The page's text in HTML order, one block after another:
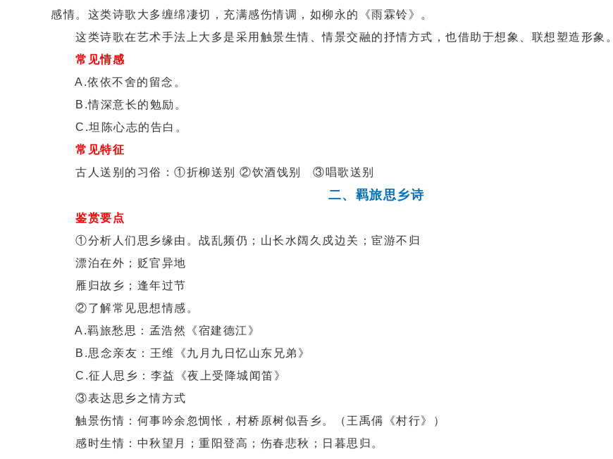
感情。这类诗歌大多缠绵凄切，充满感伤情调，如柳永的《雨霖铃》。
这类诗歌在艺术手法上大多是采用触景生情、情景交融的抒情方式，也借助于想象、联想塑造形象。
常见情感
A.依依不舍的留念。
B.情深意长的勉励。
C.坦陈心志的告白。
常见特征
古人送别的习俗：①折柳送别 ②饮酒饯别 ③唱歌送别
二、羁旅思乡诗
鉴赏要点
①分析人们思乡缘由。战乱频仍；山长水阔久戍边关；宦游不归
漂泊在外；贬官异地
雁归故乡；逢年过节
②了解常见思想情感。
A.羁旅愁思：孟浩然《宿建德江》
B.思念亲友：王维《九月九日忆山东兄弟》
C.征人思乡：李益《夜上受降城闻笛》
③表达思乡之情方式
触景伤情：何事吟余忽惆怅，村桥原树似吾乡。（王禹偁《村行》）
感时生情：中秋望月；重阳登高；伤春悲秋；日暮思归。